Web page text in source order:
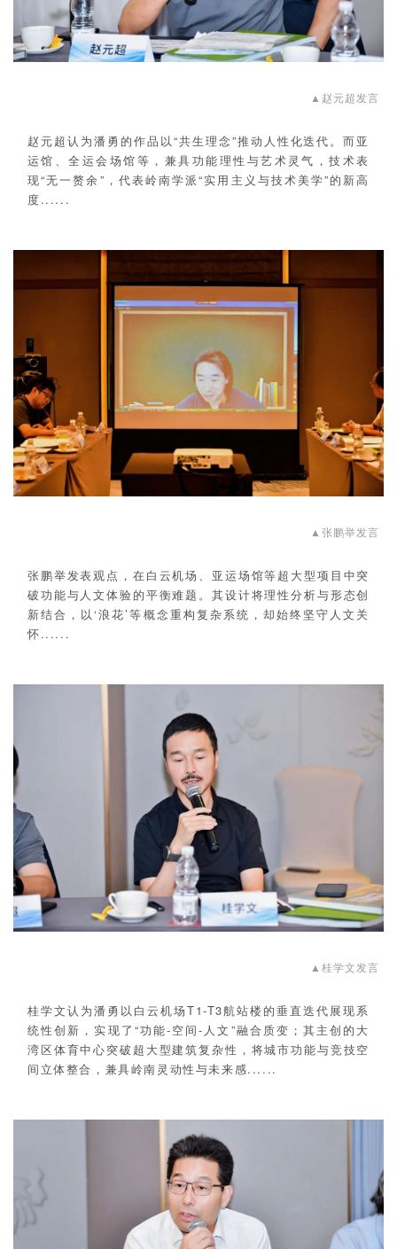
▲ 赵元超发言
赵元超认为潘勇的作品以“共生理念”推动人性化迭代。而亚
运馆、全运会场馆等，兼具功能理性与艺术灵气，技术表
现“无一赘余”，代表岭南学派“实用主义与技术美学”的新高
度......
▲张鹏举发言
张鹏举发表观点，在白云机场、亚运场馆等超大型项目中突
破功能与人文体验的平衡难题。其设计将理性分析与形态创
新结合，以‘浪花’等概念重构复杂系统，却始终坚守人文关
怀......
▲ 桂学文发言
桂学文认为潘勇以白云机场T1-T3航站楼的垂直迭代展现系
统性创新，实现了“功能-空间-人文”融合质变；其主创的大
湾区体育中心突破超大型建筑复杂性，将城市功能与竞技空
间立体整合，兼具岭南灵动性与未来感......